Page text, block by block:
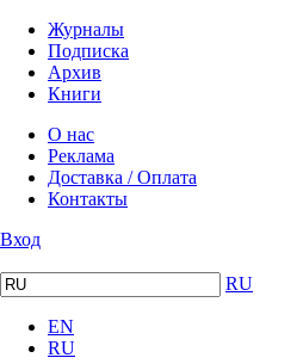
Журналы
Подписка
Архив
Книги
О нас
Реклама
Доставка / Оплата
Контакты
Вход
RU
EN
RU